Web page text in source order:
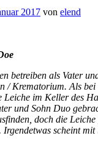
2017 von elend
betreiben als Vater
/ Krematorium. Als
Leiche im Keller des
und Sohn Duo
doch die
Irgendetwas scheint